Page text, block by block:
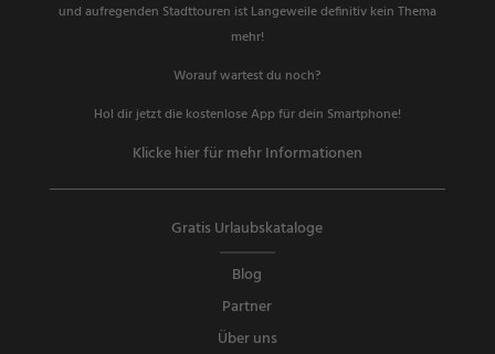
und aufregenden Stadttouren ist Langeweile definitiv kein Thema
mehr!
Worauf wartest du noch?
Hol dir jetzt die kostenlose App für dein Smartphone!
Klicke hier für mehr Informationen
Gratis Urlaubskataloge
Blog
Partner
Über uns